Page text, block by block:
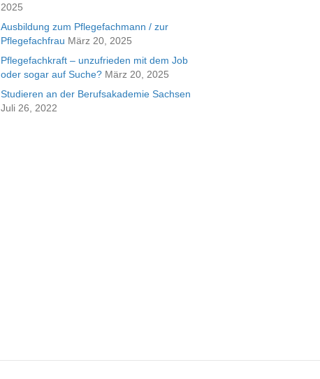
2025
Ausbildung zum Pflegefachmann / zur
Pflegefachfrau März 20, 2025
Pflegefachkraft – unzufrieden mit dem Job
oder sogar auf Suche? März 20, 2025
Studieren an der Berufsakademie Sachsen
Juli 26, 2022